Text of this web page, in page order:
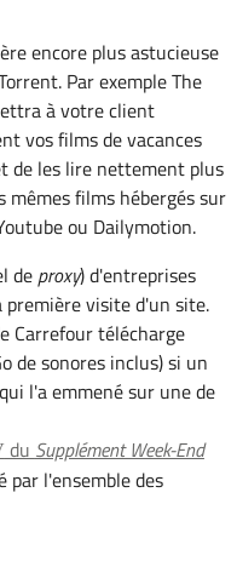
encore plus astucieuse
Par exemple The
à votre client
vos films de vacances
de les lire nettement plus
films hébergés sur
ou Dailymotion.
de proxy) d'entreprises
visite d'un site.
Carrefour télécharge
de sonores inclus) si un
l'a emmené sur une de
du Supplément Week-End
l'ensemble des